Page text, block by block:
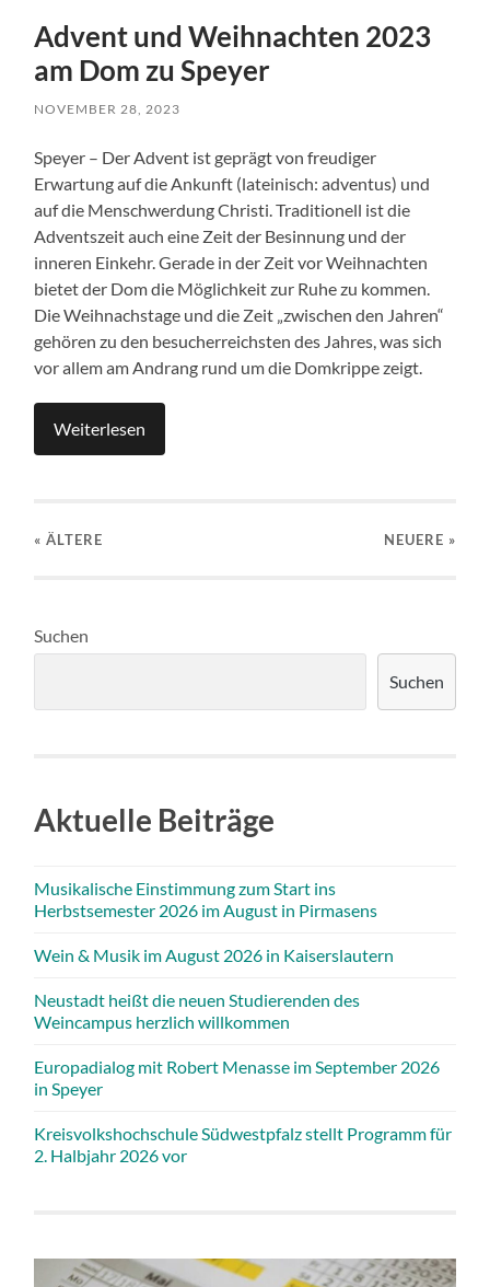
Advent und Weihnachten 2023
am Dom zu Speyer
NOVEMBER 28, 2023
Speyer – Der Advent ist geprägt von freudiger
Erwartung auf die Ankunft (lateinisch: adventus) und
auf die Menschwerdung Christi. Traditionell ist die
Adventszeit auch eine Zeit der Besinnung und der
inneren Einkehr. Gerade in der Zeit vor Weihnachten
bietet der Dom die Möglichkeit zur Ruhe zu kommen.
Die Weihnachstage und die Zeit „zwischen den Jahren“
gehören zu den besucherreichsten des Jahres, was sich
vor allem am Andrang rund um die Domkrippe zeigt.
Weiterlesen
« ÄLTERE NEUERE »
Suchen
Suchen
Aktuelle Beiträge
Musikalische Einstimmung zum Start ins
Herbstsemester 2026 im August in Pirmasens
Wein & Musik im August 2026 in Kaiserslautern
Neustadt heißt die neuen Studierenden des
Weincampus herzlich willkommen
Europadialog mit Robert Menasse im September 2026
in Speyer
Kreisvolkshochschule Südwestpfalz stellt Programm für
2. Halbjahr 2026 vor